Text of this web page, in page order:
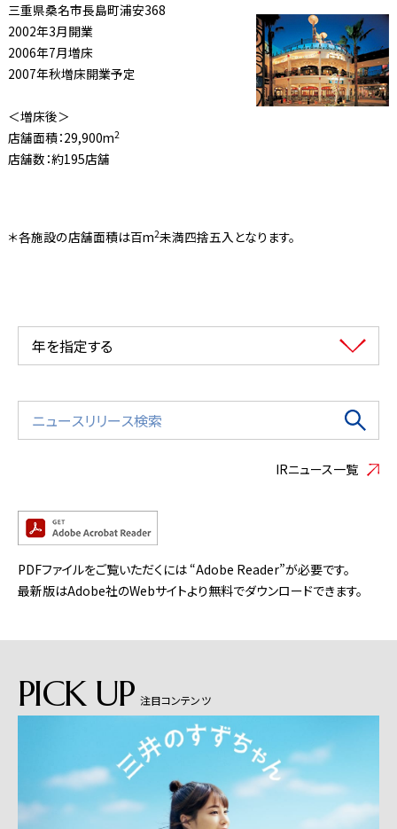
三重県桑名市長島町浦安368
2002年3月開業
2006年7月増床
2007年秋増床開業予定
＜増床後＞
店舗面積：29,900m2
店舗数：約195店舗
＊各施設の店舗面積は百m2未満四捨五入となります。
年を指定する
IRニュース一覧
PDFファイルをご覧いただくには “Adobe Reader”が必要です。
最新版はAdobe社のWebサイトより無料でダウンロードできます。
PICK UP 注目コンテンツ